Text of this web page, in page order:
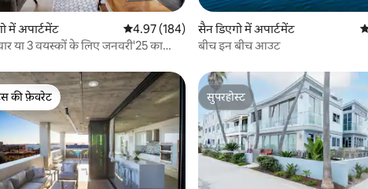
समीक्षाएँ
में अपार्टमेंट औसत रेटिंग 5 में से 4.97, 184 समीक्षाएँ
4.97 (184)
या 3 वयस्कों के लिए जनवरी'25 का
सैन डिएगो में अपार्टमेंट
बीच इन बीच आउट
टॉप फ़ेवरेट
की फ़ेवरेट
सुपरहोस्ट
सुपरहोस्ट